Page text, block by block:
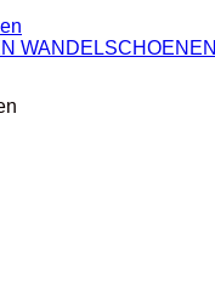
WANDELSCHOENEN